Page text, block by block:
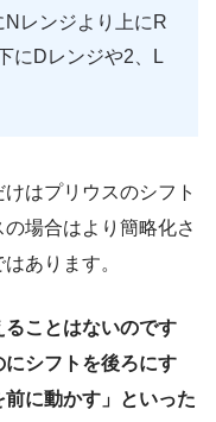
レンジより上にR
にDレンジや2、L
はプリウスのシフト
場合はより簡略化さ
あります。
ことはないのです
シフトを後ろにす
に動かす」といった